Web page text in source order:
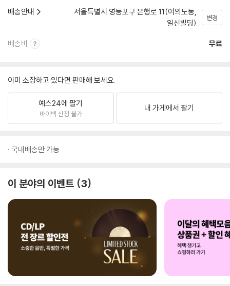
배송안내
서울특별시 영등포구 은행로 11(여의도동,
일신빌딩)
변경
배송비 무료
이미 소장하고 있다면 판매해 보세요.
예스24에 팔기
바이백 신청 불가
내 가게에서 팔기
국내배송만 가능
이 분야의 이벤트 3